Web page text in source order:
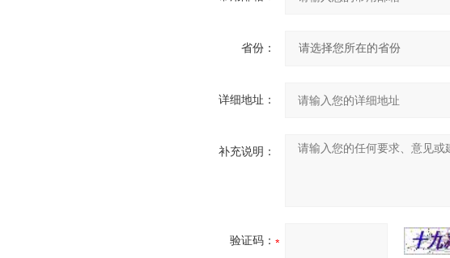
省份：
详细地址：
补充说明：
验证码：